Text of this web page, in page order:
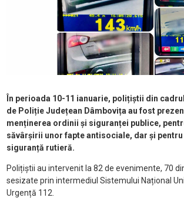
În perioada 10-11 ianuarie, polițiștii din
de Poliție Județean Dâmbovița au fost
menținerea ordinii și siguranței publice,
săvârșirii unor fapte antisociale, dar și
siguranță rutieră.
Polițiștii au intervenit la 82 de evenimente, 70
sesizate prin intermediul Sistemului Național
Urgență 112.